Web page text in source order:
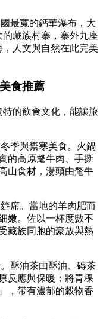
最寬的鈣華瀑布，大
藏族村寨，寨外九座
人文與自然在此完美
食推薦
的飲食文化，能讓旅
季與禦寒美食。火鍋
的高原氂牛肉、手撕
山食材，湯頭由氂牛
席。當地的羊肉肥而
嫩。佐以一杯度數不
藏族同胞的豪放與熱
酥油茶由酥油、磚茶
反應與保暖；將青稞
，帶有濃郁的穀物香